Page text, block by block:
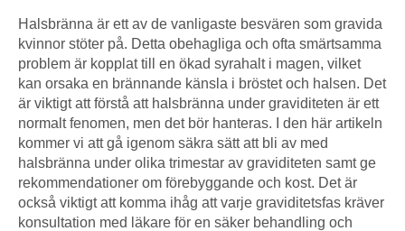
Halsbränna är ett av de vanligaste besvären som gravida
kvinnor stöter på. Detta obehagliga och ofta smärtsamma
problem är kopplat till en ökad syrahalt i magen, vilket
kan orsaka en brännande känsla i bröstet och halsen. Det
är viktigt att förstå att halsbränna under graviditeten är ett
normalt fenomen, men det bör hanteras. I den här artikeln
kommer vi att gå igenom säkra sätt att bli av med
halsbränna under olika trimestar av graviditeten samt ge
rekommendationer om förebyggande och kost. Det är
också viktigt att komma ihåg att varje graviditetsfas kräver
konsultation med läkare för en säker behandling och